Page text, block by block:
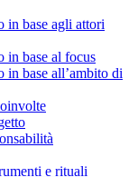
in base agli attori
in base al focus
base all’ambito di
e rituali